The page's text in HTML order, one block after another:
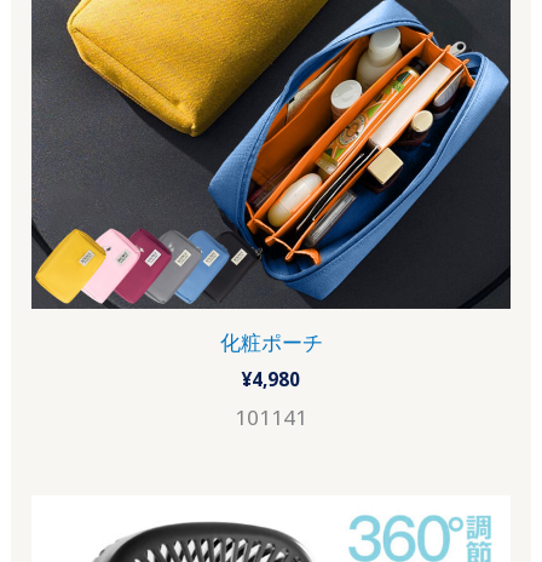
化粧ポーチ
¥4,980
101141